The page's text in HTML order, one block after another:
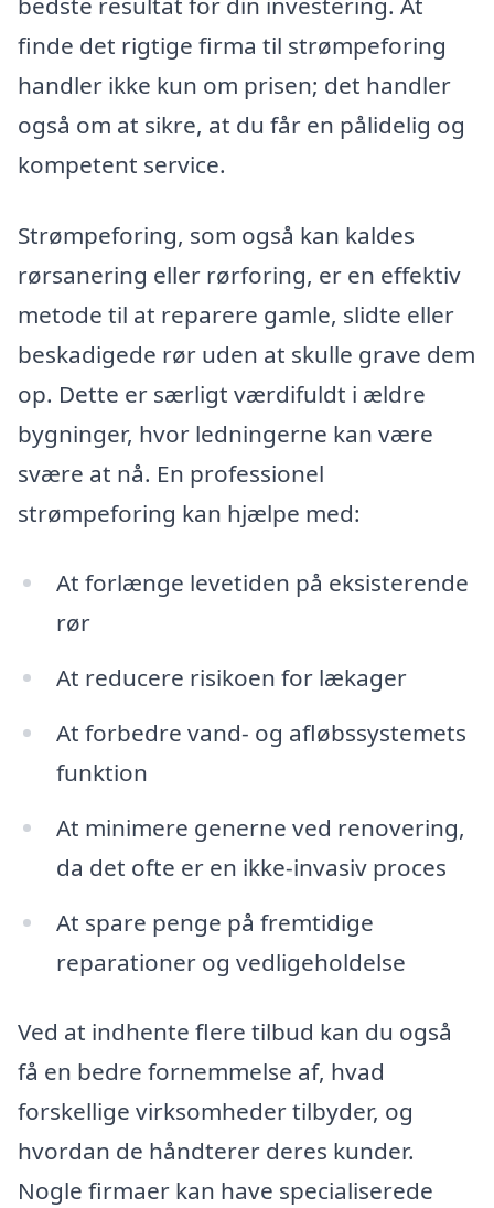
finde det rigtige firma til strømpeforing
handler ikke kun om prisen; det handler
også om at sikre, at du får en pålidelig og
kompetent service.
Strømpeforing, som også kan kaldes
rørsanering eller rørforing, er en effektiv
metode til at reparere gamle, slidte eller
beskadigede rør uden at skulle grave dem
op. Dette er særligt værdifuldt i ældre
bygninger, hvor ledningerne kan være
svære at nå. En professionel
strømpeforing kan hjælpe med:
At forlænge levetiden på eksisterende
rør
At reducere risikoen for lækager
At forbedre vand- og afløbssystemets
funktion
At minimere generne ved renovering,
da det ofte er en ikke-invasiv proces
At spare penge på fremtidige
reparationer og vedligeholdelse
Ved at indhente flere tilbud kan du også
få en bedre fornemmelse af, hvad
forskellige virksomheder tilbyder, og
hvordan de håndterer deres kunder.
Nogle firmaer kan have specialiserede